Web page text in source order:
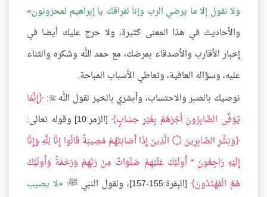
ولا نقول إلا ما يرضي الرب وإنا لفراقك يا إبراهيم لمحزونون
والأحاديث في هذا المعنى كثيرة، ولا حرج عليك أيضا في
إخبار الأقارب والأصدقاء بمرضك، مع حمد الله وشكره والثناء
عليه، وسؤاله العافية، وتعاطي الأسباب المباحة.
نوصيك بالصبر والاحتساب، وأبشري بالخير لقول الله
: إِنَّمَا
يُوَفَّى الصَّابِرُونَ أَجْرَهُمْ بِغَيْرِ حِسَابٍ [الزمر:10] وقوله تعالى:
وَبَشِّرِ الصَّابِرِينَ۝ الَّذِينَ إِذَا أَصَابَتْهُمْ مُصِيبَةٌ قَالُوا إِنَّا لِلَّهِ وَإِنَّا
إِلَيْهِ رَاجِعُونَ * أُولَئِكَ عَلَيْهِمْ صَلَوَاتٌ مِنْ رَبِّهِمْ وَرَحْمَةٌ وَأُولَئِكَ
هُمُ الْمُهْتَدُونَ [البقرة:155-157]، ولقول النبي ﷺ:
لا يصيب